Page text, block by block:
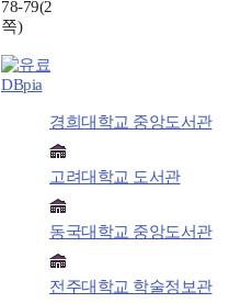
78-79(2
쪽)
DBpia
경희대학교 중앙도서관
고려대학교 도서관
동국대학교 중앙도서관
전주대학교 학술정보관